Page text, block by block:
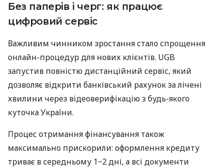
Без паперів і черг: як працює
цифровий сервіс
Важливим чинником зростання стало спрощення
онлайн-процедур для нових клієнтів. UGB
запустив повністю дистанційний сервіс, який
дозволяє відкрити банківський рахунок за лічені
хвилини через відеоверифікацію з будь-якого
куточка України.
Процес отримання фінансування також
максимально прискорили: оформлення кредиту
триває в середньому 1−2 дні, а всі документи